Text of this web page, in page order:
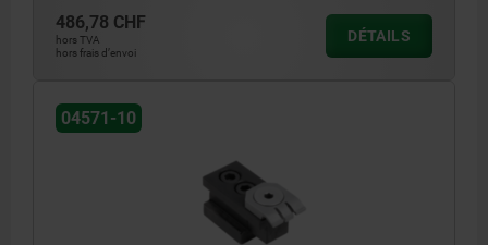
486,78 CHF
hors TVA
hors frais d’envoi
DÉTAILS
04571-10